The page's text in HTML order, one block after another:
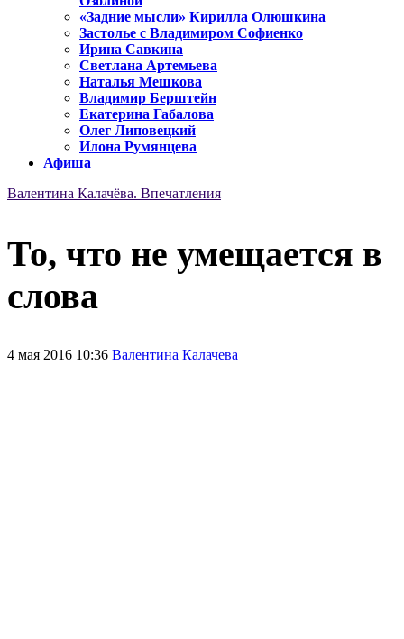
«Задние мысли» Кирилла Олюшкина
Застолье с Владимиром Софиенко
Ирина Савкина
Светлана Артемьева
Наталья Мешкова
Владимир Берштейн
Екатерина Габалова
Олег Липовецкий
Илона Румянцева
Афиша
Валентина Калачёва. Впечатления
То, что не умещается в
слова
4 мая 2016 10:36 Валентина Калачева